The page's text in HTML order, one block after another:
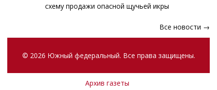
схему продажи опасной щучьей икры
Все новости →
© 2026 Южный федеральный. Все права защищены.
Архив газеты